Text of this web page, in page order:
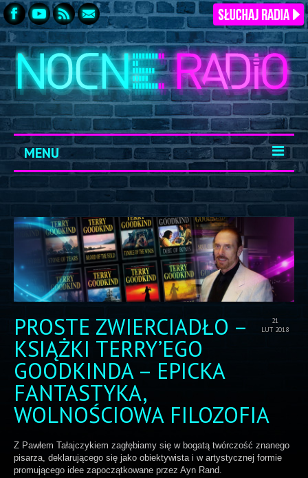
MENU
START
ARCHIWUM
KONTAKT
LOGOWANIE
21
LUT 2018
PROSTE ZWIERCIADŁO –
KSIĄŻKI TERRY’EGO
GOODKINDA – EPICKA
FANTASTYKA,
WOLNOŚCIOWA FILOZOFIA
Z Pawłem Tałajczykiem zagłębiamy się w bogatą twórczość znanego
pisarza, deklarującego się jako obiektywista i w artystycznej formie
promującego idee zapoczątkowane przez Ayn Rand.